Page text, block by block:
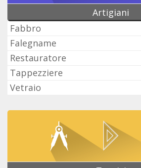
Artigiani
Fabbro
Falegname
Restauratore
Tappezziere
Vetraio